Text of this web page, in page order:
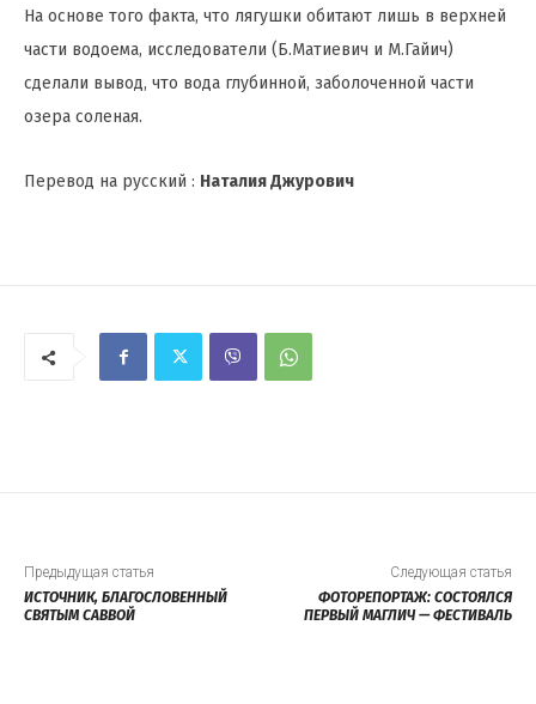
На основе того факта, что лягушки обитают лишь в верхней
части водоема, исследователи (Б.Матиевич и М.Гайич)
сделали вывод, что вода глубинной, заболоченной части
озера соленая.
Перевод на русский : Наталия Джурович
Предыдущая статья
ИСТОЧНИК, БЛАГОСЛОВЕННЫЙ
СВЯТЫМ САВВОЙ
Следующая статья
ФОТОРЕПОРТАЖ: СОСТОЯЛСЯ
ПЕРВЫЙ МАГЛИЧ — ФЕСТИВАЛЬ